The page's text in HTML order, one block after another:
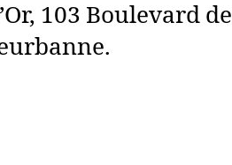
103 Boulevard de